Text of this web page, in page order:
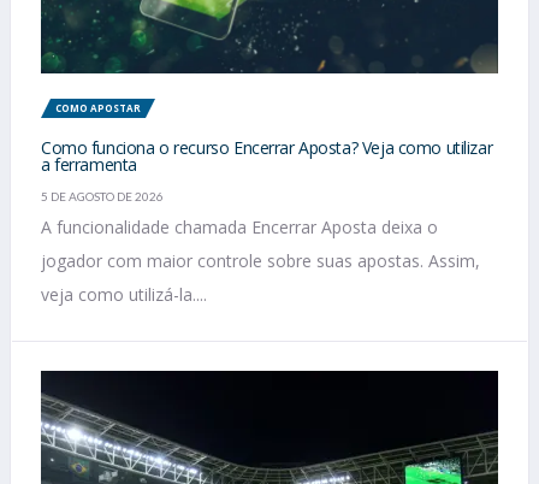
COMO APOSTAR
Como funciona o recurso Encerrar Aposta? Veja como utilizar
a ferramenta
5 DE AGOSTO DE 2026
A funcionalidade chamada Encerrar Aposta deixa o
jogador com maior controle sobre suas apostas. Assim,
veja como utilizá-la....